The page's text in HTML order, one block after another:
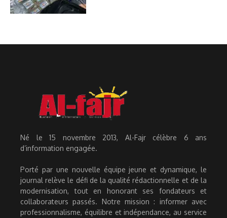
Né le 15 novembre 2013, Al-Fajr célèbre 6 ans
d’information engagée.
Porté par une nouvelle équipe jeune et dynamique, le
journal relève le défi de la qualité rédactionnelle et de la
modernisation, tout en honorant ses fondateurs et
collaborateurs passés. Notre mission : informer avec
professionnalisme, équilibre et indépendance, au service